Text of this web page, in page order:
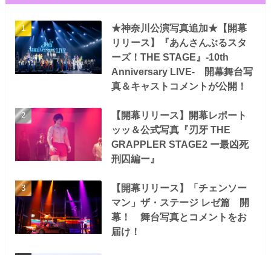
★神奈川公演写真追加★【開幕
リリース】『あんさんぶるスタ
ーズ！THE STAGE』-10th
Anniversary LIVE- 開幕舞台写
真＆キャストコメントが公開！
【開幕リリース】開幕レポート
ッッ＆公式写真『刃牙 THE
GRAPPLER STAGE2 ー最凶死
刑囚編ー』
【開幕リリース】「チェンソー
マン」ザ・ステージ レゼ篇 開
幕！ 舞台写真とコメントをお
届け！